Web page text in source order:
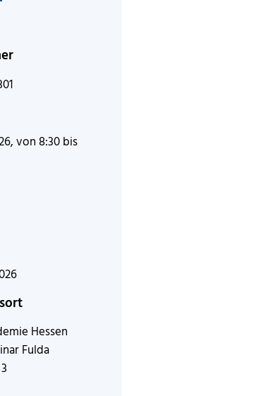
von 8:30 bis
Hessen
Fulda